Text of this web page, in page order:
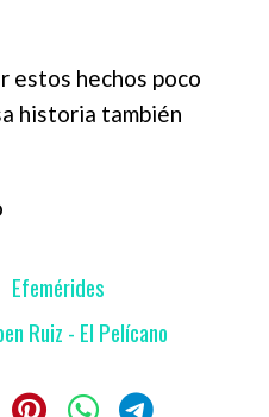
estos hechos poco
historia también
Efemérides
Ruiz - El Pelícano